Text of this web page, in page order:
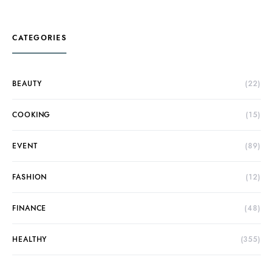
CATEGORIES
BEAUTY (22)
COOKING (15)
EVENT (89)
FASHION (12)
FINANCE (48)
HEALTHY (355)